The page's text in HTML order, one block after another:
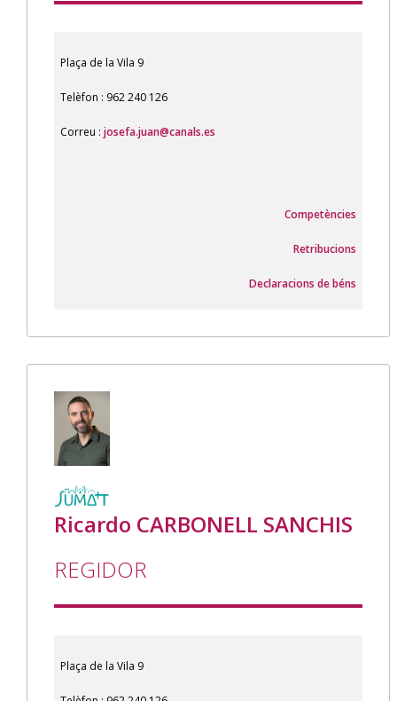
Plaça de la Vila 9
Telèfon : 962 240 126
Correu : josefa.juan@canals.es
Competències
Retribucions
Declaracions de béns
Ricardo CARBONELL SANCHIS
REGIDOR
Plaça de la Vila 9